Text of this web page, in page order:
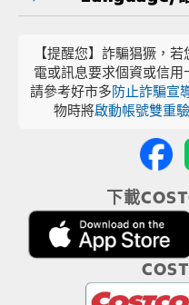
【提醒您】詐騙猖獗，
電或訊息要求個資或信
請參考好市多防止詐騙宣
物時將啟動帳號雙重
下載